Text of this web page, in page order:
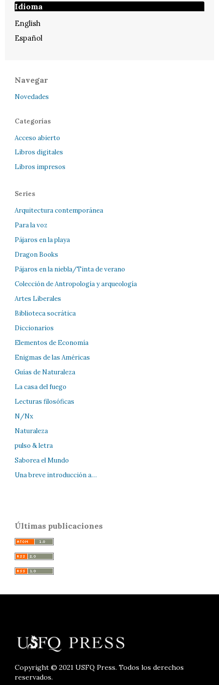
Idioma
English
Español
Navegar
Novedades
Categorías
Acceso abierto
Libros digitales
Libros impresos
Series
Arquitectura contemporánea
Para la voz
Pájaros en la playa
Dragon Books
Pájaros en la niebla/Tinta de verano
Colección de Antropología y arqueología
Artes Liberales
Biblioteca socrática
Diccionarios
Elementos de Economía
Enigmas de las Américas
Guías de Naturaleza
La casa del fuego
Lecturas filosóficas
N/Nx
Naturaleza
pulso & letra
Saborea el Mundo
Una breve introducción a…
Últimas publicaciones
Copyright © 2021 USFQ Press. Todos los derechos
reservados.